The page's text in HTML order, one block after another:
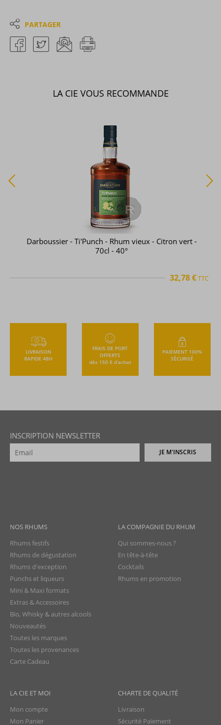
PARTAGER
LA CIE VOUS RECOMMANDE
Darboussier - Ti'Punch - Rhum vieux - Citron vert -
70cl - 40°
32,78 €TTC
LIVRAISON
RAPIDE 48H
FRAIS DE PORT
OFFERTS
dès 150 € d’achat
PAIEMENT 100%
SÉCURISÉ
INSCRIPTION NEWSLETTER
JE M'INSCRIS
NOS RHUMS
Rhums festifs
Rhums de dégustation
Rhums d'exception
Punchs et liqueurs
Mini & Maxi formats
Extras & Accessoires
Bio, Whisky & autres alcools
Nouveautés
Toutes les marques
Toutes les provenances
Carte Cadeau
LA COMPAGNIE DU RHUM
Qui sommes-nous ?
En tête-à-tête
Cocktails
Rhums en promotion
LA CIE ET MOI
Mon compte
Mon Panier
CHARTE DE QUALITÉ
Livraison
Sécurité Paiement